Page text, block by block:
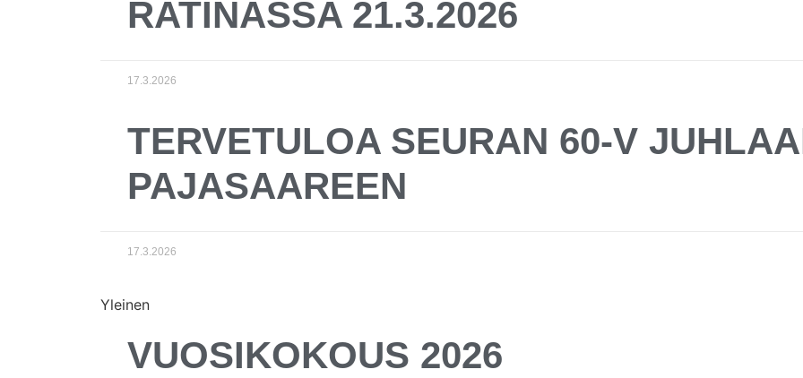
RATINASSA 21.3.2026
17.3.2026
TERVETULOA SEURAN 60-V
PAJASAAREEN
17.3.2026
Yleinen
VUOSIKOKOUS 2026